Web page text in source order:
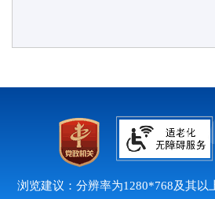
浏览建议：分辨率为1280*768及其以